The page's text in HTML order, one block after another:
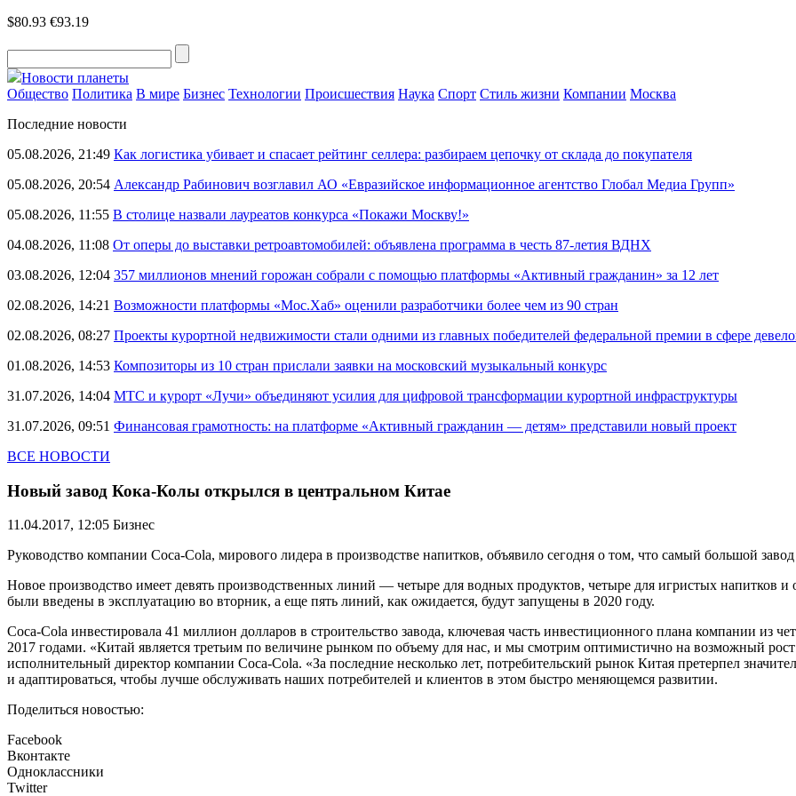
$80.93 €93.19
Новости планеты
Общество Политика В мире Бизнес Технологии Происшествия Наука Спорт Стиль жизни Компании Москва
Последние новости
05.08.2026, 21:49 Как логистика убивает и спасает рейтинг селлера: разбираем цепочку от склада до покупателя
05.08.2026, 20:54 Александр Рабинович возглавил АО «Евразийское информационное агентство Глобал Медиа Групп»
05.08.2026, 11:55 В столице назвали лауреатов конкурса «Покажи Москву!»
04.08.2026, 11:08 От оперы до выставки ретроавтомобилей: объявлена программа в честь 87-летия ВДНХ
03.08.2026, 12:04 357 миллионов мнений горожан собрали с помощью платформы «Активный гражданин» за 12 лет
02.08.2026, 14:21 Возможности платформы «Мос.Хаб» оценили разработчики более чем из 90 стран
02.08.2026, 08:27 Проекты курортной недвижимости стали одними из главных победителей федеральной премии в сфере
01.08.2026, 14:53 Композиторы из 10 стран прислали заявки на московский музыкальный конкурс
31.07.2026, 14:04 МТС и курорт «Лучи» объединяют усилия для цифровой трансформации курортной инфраструктуры
31.07.2026, 09:51 Финансовая грамотность: на платформе «Активный гражданин — детям» представили новый проект
ВСЕ НОВОСТИ
Новый завод Кока-Колы открылся в центральном Китае
11.04.2017, 12:05 Бизнес
Руководство компании Coca-Cola, мирового лидера в производстве напитков, объявило сегодня о том, что самый большой
Новое производство имеет девять производственных линий — четыре для водных продуктов, четыре для игристых напитков
были введены в эксплуатацию во вторник, а еще пять линий, как ожидается, будут запущены в 2020 году.
Coca-Cola инвестировала 41 миллион долларов в строительство завода, ключевая часть инвестиционного плана компании из
2017 годами. «Китай является третьим по величине рынком по объему для нас, и мы смотрим оптимистично на возможный
исполнительный директор компании Coca-Cola. «За последние несколько лет, потребительский рынок Китая претерпел
и адаптироваться, чтобы лучше обслуживать наших потребителей и клиентов в этом быстро меняющемся развитии.
Поделиться новостью:
Facebook
Вконтакте
Одноклассники
Twitter